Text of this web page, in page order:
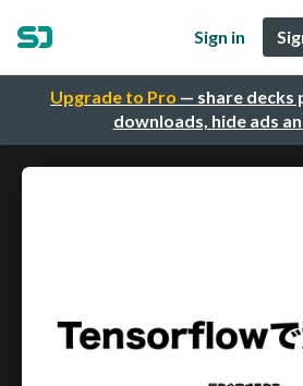
Upgrade to Pro — share decks
downloads, hide ads
Sign in